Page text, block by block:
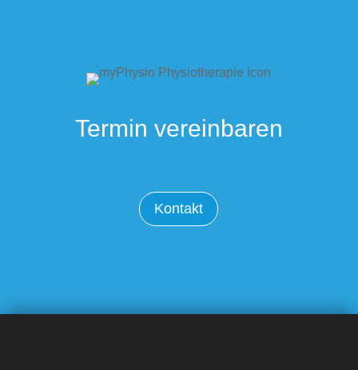
Termin vereinbaren
Kontakt